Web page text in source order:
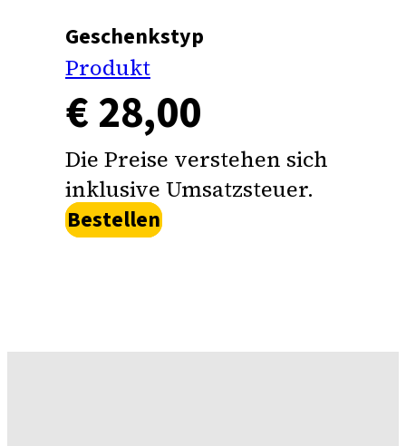
Geschenkstyp
Produkt
€ 28,00
Die Preise verstehen sich
inklusive Umsatzsteuer.
Bestellen